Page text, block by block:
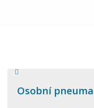
Osobní